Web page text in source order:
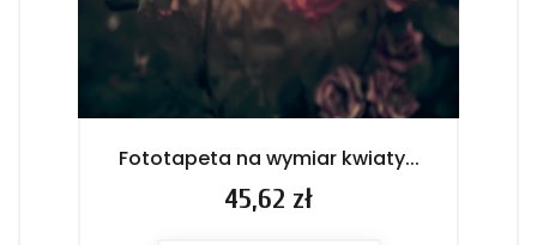
Fototapeta na wymiar kwiaty...
Cena
45,62 zł